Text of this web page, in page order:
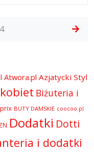
Atwora.pl Azjatycki Styl
Biżuteria i
BUTY DAMSKIE coocoo.pl
Dodatki Dotti
i dodatki